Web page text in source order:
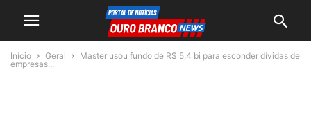
Início Geral
Master usou fundo de R$ 5,4 bi para esconder dívidas de
empresas...